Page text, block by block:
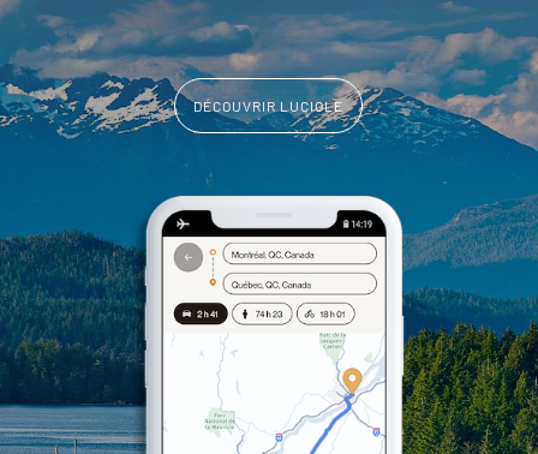
DÉCOUVRIR LUCIOLE